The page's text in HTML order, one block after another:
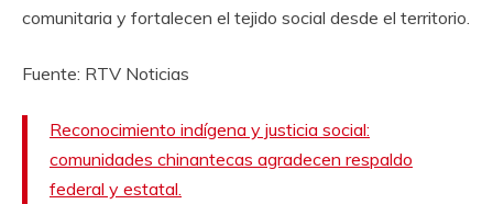
comunitaria y fortalecen el tejido social desde el territorio.
Fuente: RTV Noticias
Reconocimiento indígena y justicia social:
comunidades chinantecas agradecen respaldo
federal y estatal.